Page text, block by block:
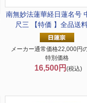
南無妙法蓮華経日蓮名号
尺三 【特価 】全品送
メーカー通常価格22,000円
特別価格
16,500円 (税込)